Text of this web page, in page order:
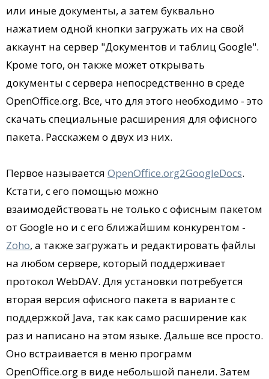
или иные документы, а затем буквально
нажатием одной кнопки загружать их на свой
аккаунт на сервер "Документов и таблиц Google".
Кроме того, он также может открывать
документы с сервера непосредственно в среде
OpenOffice.org. Все, что для этого необходимо - это
скачать специальные расширения для офисного
пакета. Расскажем о двух из них.
Первое называется OpenOffice.org2GoogleDocs.
Кстати, с его помощью можно
взаимодействовать не только с офисным пакетом
от Google но и с его ближайшим конкурентом -
Zoho, а также загружать и редактировать файлы
на любом сервере, который поддерживает
протокол WebDAV. Для установки потребуется
вторая версия офисного пакета в варианте с
поддержкой Java, так как само расширение как
раз и написано на этом языке. Дальше все просто.
Оно встраивается в меню программ
OpenOffice.org в виде небольшой панели. Затем